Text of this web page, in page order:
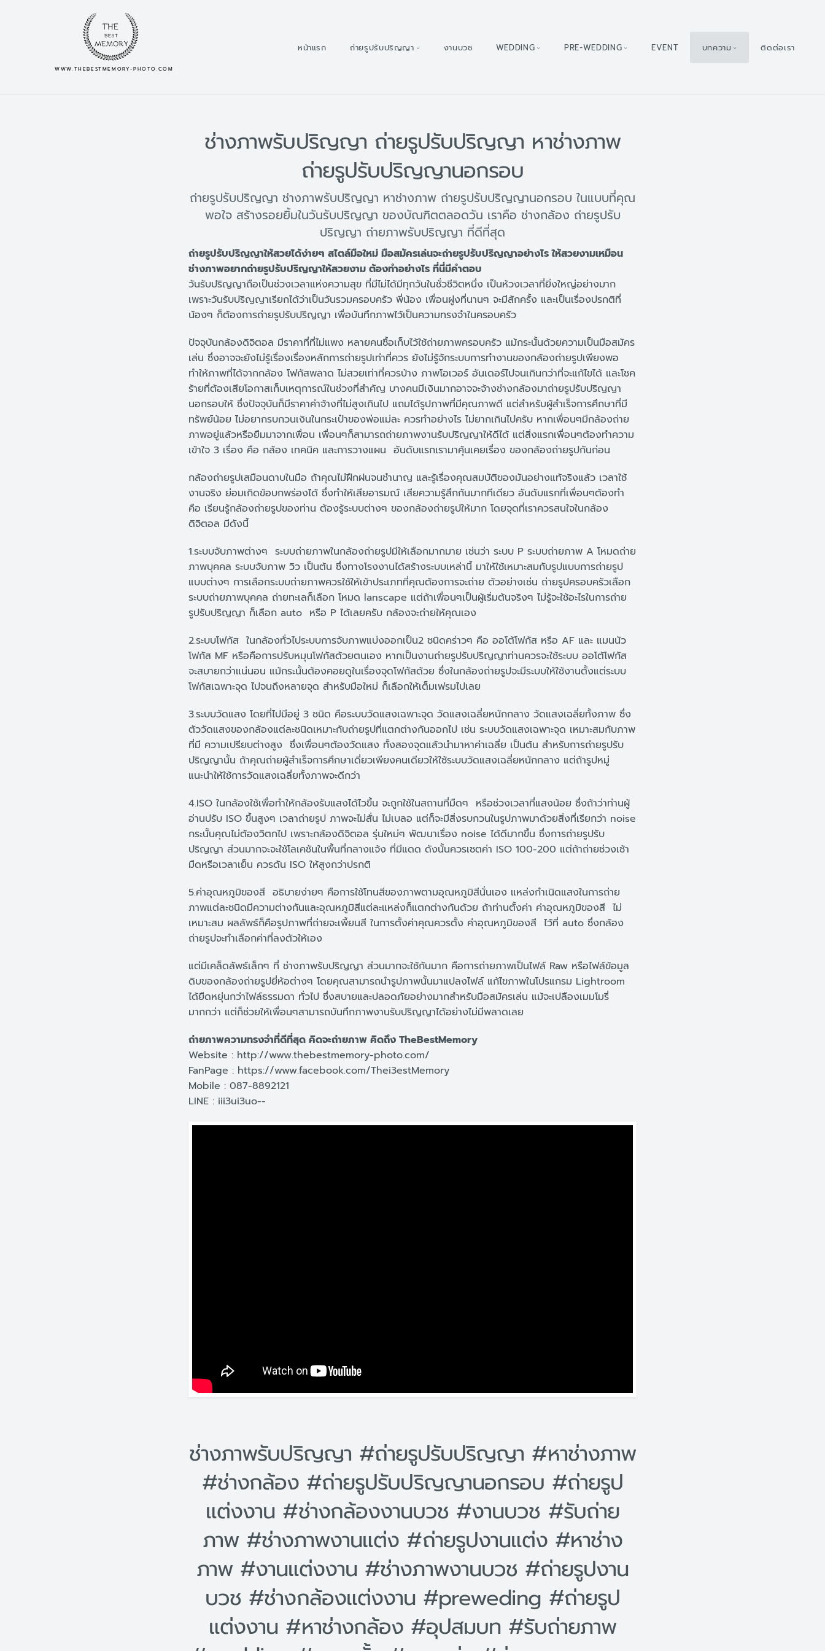
WWW.THEBESTMEMORY-PHOTO.COM
หน้าแรก ถ่ายรูปรับปริญญา งานบวช WEDDING PRE-WEDDING EVENT บทความ ติดต่อเรา
ช่างภาพรับปริญญา ถ่ายรูปรับปริญญา หาช่างภาพ
ถ่ายรูปรับปริญญานอกรอบ
ถ่ายรูปรับปริญญา ช่างภาพรับปริญญา หาช่างภาพ ถ่ายรูปรับปริญญานอกรอบ ในแบบที่คุณ
พอใจ สร้างรอยยิ้มในวันรับปริญญา ของบัณฑิตตลอดวัน เราคือ ช่างกล้อง ถ่ายรูปรับ
ปริญญา ถ่ายภาพรับปริญญา ที่ดีที่สุด
ถ่ายรูปรับปริญญาให้สวยได้ง่ายๆ สไตล์มือใหม่ มือสมัครเล่นจะถ่ายรูปรับปริญญาอย่างไร ให้สวยงามเหมือน
ช่างภาพอยากถ่ายรูปรับปริญญาให้สวยงาม ต้องทำอย่างไร ที่นี่มีคำตอบ
วันรับปริญญาถือเป็นช่วงเวลาแห่งความสุข ที่มีไม่ได้มีทุกวันในชั่วชีวิตหนึ่ง เป็นห้วงเวลาที่ยิ่งใหญ่อย่างมาก
เพราะวันรับปริญญาเรียกได้ว่าเป็นวันรวมครอบครัว พี่น้อง เพื่อนฝูงที่นานๆ จะมีสักครั้ง และเป็นเรื่องปรกติที่
น้องๆ ก็ต้องการถ่ายรูปรับปริญญา เพื่อบันทึกภาพไว้เป็นความทรงจำในครอบครัว
ปัจจุบันกล้องดิจิตอล มีราคาที่ที่ไม่แพง หลายคนซื้อเก็บไว้ใช้ถ่ายภาพครอบครัว แม้กระนั้นด้วยความเป็นมือสมัคร
เล่น ซึ่งอาจจะยังไม่รู้เรื่องเรื่องหลักการถ่ายรูปเท่าที่ควร ยังไม่รู้จักระบบการทำงานของกล้องถ่ายรูปเพียงพอ
ทำให้ภาพที่ได้จากกล้อง โฟกัสพลาด ไม่สวยเท่าที่ควรบ้าง ภาพโอเวอร์ อันเดอร์ไปจนเกินกว่าที่จะแก้ไขได้ และโชค
ร้ายที่ต้องเสียโอกาสเก็บเหตุการณ์ในช่วงที่สำคัญ บางคนมีเงินมากอาจจะจ้างช่างกล้องมาถ่ายรูปรับปริญญา
นอกรอบให้ ซึ่งปัจจุบันก็มีราคาค่าจ้างที่ไม่สูงเกินไป แถมได้รูปภาพที่มีคุณภาพดี แต่สำหรับผู้สำเร็จการศึกษาที่มี
ทรัพย์น้อย ไม่อยากรบกวนเงินในกระเป๋าของพ่อแม่ละ ควรทำอย่างไร ไม่ยากเกินไปครับ หากเพื่อนๆมีกล้องถ่าย
ภาพอยู่แล้วหรือยืมมาจากเพื่อน เพื่อนๆก็สามารถถ่ายภาพงานรับปริญญาให้ดีได้ แต่สิ่งแรกเพื่อนๆต้องทำความ
เข้าใจ 3 เรื่อง คือ กล้อง เทคนิค และการวางแผน อันดับแรกเรามาคุ้นเคยเรื่อง ของกล้องถ่ายรูปกันก่อน
กล้องถ่ายรูปเสมือนดาบในมือ ถ้าคุณไม่ฝึกฝนจนชำนาญ และรู้เรื่องคุณสมบัติของมันอย่างแท้จริงแล้ว เวลาใช้
งานจริง ย่อมเกิดข้อบกพร่องได้ ซึ่งทำให้เสียอารมณ์ เสียความรู้สึกกันมากทีเดียว อันดับแรกที่เพื่อนๆต้องทำ
คือ เรียนรู้กล้องถ่ายรูปของท่าน ต้องรู้ระบบต่างๆ ของกล้องถ่ายรูปให้มาก โดยจุดที่เราควรสนใจในกล้อง
ดิจิตอล มีดังนี้
1.ระบบจับภาพต่างๆ ระบบถ่ายภาพในกล้องถ่ายรูปมีให้เลือกมากมาย เช่นว่า ระบบ P ระบบถ่ายภาพ A โหมดถ่าย
ภาพบุคคล ระบบจับภาพ วิว เป็นต้น ซึ่งทางโรงงานได้สร้างระบบเหล่านี้ มาให้ใช้เหมาะสมกับรูปแบบการถ่ายรูป
แบบต่างๆ การเลือกระบบถ่ายภาพควรใช้ให้เข้าประเภทที่คุณต้องการจะถ่าย ตัวอย่างเช่น ถ่ายรูปครอบครัวเลือก
ระบบถ่ายภาพบุคคล ถ่ายทะเลก็เลือก โหมด lanscape แต่ถ้าเพื่อนๆเป็นผู้เริ่มต้นจริงๆ ไม่รู้จะใช้อะไรในการถ่าย
รูปรับปริญญา ก็เลือก auto หรือ P ได้เลยครับ กล้องจะถ่ายให้คุณเอง
2.ระบบโฟกัส ในกล้องทั่วไประบบการจับภาพแบ่งออกเป็น2 ชนิดคร่าวๆ คือ ออโต้โฟกัส หรือ AF และ แมนนัว
โฟกัส MF หรือคือการปรับหมุนโฟกัสด้วยตนเอง หากเป็นงานถ่ายรูปรับปริญญาท่านควรจะใช้ระบบ ออโต้โฟกัส
จะสบายกว่าแน่นอน แม้กระนั้นต้องคอยดูในเรื่องจุดโฟกัสด้วย ซึ่งในกล้องถ่ายรูปจะมีระบบให้ใช้งานตั้งแต่ระบบ
โฟกัสเฉพาะจุด ไปจนถึงหลายจุด สำหรับมือใหม่ ก็เลือกให้เต็มเฟรมไปเลย
3.ระบบวัดแสง โดยที่ไปมีอยู่ 3 ชนิด คือระบบวัดแสงเฉพาะจุด วัดแสงเฉลี่ยหนักกลาง วัดแสงเฉลี่ยทั้งภาพ ซึ่ง
ตัววัดแสงของกล้องแต่ละชนิดเหมาะกับถ่ายรูปที่แตกต่างกันออกไป เช่น ระบบวัดแสงเฉพาะจุด เหมาะสมกับภาพ
ที่มี ความเปรียบต่างสูง ซึ่งเพื่อนๆต้องวัดแสง ทั้งสองจุดแล้วนำมาหาค่าเฉลี่ย เป็นต้น สำหรับการถ่ายรูปรับ
ปริญญานั้น ถ้าคุณถ่ายผู้สำเร็จการศึกษาเดี่ยวเพียงคนเดียวให้ใช้ระบบวัดแสงเฉลี่ยหนักกลาง แต่ถ้ารูปหมู่
แนะนำให้ใช้การวัดแสงเฉลี่ยทั้งภาพจะดีกว่า
4.ISO ในกล้องใช้เพื่อทำให้กล้องรับแสงได้ไวขึ้น จะถูกใช้ในสถานที่มืดๆ หรือช่วงเวลาที่แสงน้อย ซึ่งถ้าว่าท่านผู้
อ่านปรับ ISO ขึ้นสูงๆ เวลาถ่ายรูป ภาพจะไม่สั่น ไม่เบลอ แต่ก็จะมีสิ่งรบกวนในรูปภาพมาด้วยสิ่งที่เรียกว่า noise
กระนั้นคุณไม่ต้องวิตกไป เพราะกล้องดิจิตอล รุ่นใหม่ๆ พัฒนาเรื่อง noise ได้ดีมากขึ้น ซึ่งการถ่ายรูปรับ
ปริญญา ส่วนมากจะจะใช้โลเคชันในพื้นที่กลางแจ้ง ที่มีแดด ดังนั้นควรเซตค่า ISO 100-200 แต่ถ้าถ่ายช่วงเช้า
มืดหรือเวลาเย็น ควรดัน ISO ให้สูงกว่าปรกติ
5.ค่าอุณหภูมิของสี อธิบายง่ายๆ คือการใช้โทนสีของภาพตามอุณหภูมิสีนั่นเอง แหล่งกำเนิดแสงในการถ่าย
ภาพแต่ละชนิดมีความต่างกันและอุณหภูมิสีแต่ละแหล่งก็แตกต่างกันด้วย ถ้าท่านตั้งค่า ค่าอุณหภูมิของสี ไม่
เหมาะสม ผลลัพธ์ก็คือรูปภาพที่ถ่ายจะเพี้ยนสี ในการตั้งค่าคุณควรตั้ง ค่าอุณหภูมิของสี ไว้ที่ auto ซึ่งกล้อง
ถ่ายรูปจะทำเลือกค่าที่ลงตัวให้เอง
แต่มีเคล็ดลัพธ์เล็กๆ ที่ ช่างภาพรับปริญญา ส่วนมากจะใช้กันมาก คือการถ่ายภาพเป็นไฟล์ Raw หรือไฟล์ข้อมูล
ดิบของกล้องถ่ายรูปยี่ห้อต่างๆ โดยคุณสามารถนำรูปภาพนั้นมาแปลงไฟล์ แก้ไขภาพในโปรแกรม Lightroom
ได้ยืดหยุ่นกว่าไฟล์ธรรมดา ทั่วไป ซึ่งสบายและปลอดภัยอย่างมากสำหรับมือสมัครเล่น แม้จะเปลืองเมมโมรี่
มากกว่า แต่ก็ช่วยให้เพื่อนๆสามารถบันทึกภาพงานรับปริญญาได้อย่างไม่มีพลาดเลย
ถ่ายภาพความทรงจำที่ดีที่สุด คิดจะถ่ายภาพ คิดถึง TheBestMemory
Website : http://www.thebestmemory-photo.com/
FanPage : https://www.facebook.com/Thei3estMemory
Mobile : 087-8892121
LINE : iii3ui3uo--
ช่างภาพรับปริญญา #ถ่ายรูปรับปริญญา #หาช่างภาพ
#ช่างกล้อง #ถ่ายรูปรับปริญญานอกรอบ #ถ่ายรูป
แต่งงาน #ช่างกล้องงานบวช #งานบวช #รับถ่าย
ภาพ #ช่างภาพงานแต่ง #ถ่ายรูปงานแต่ง #หาช่าง
ภาพ #งานแต่งงาน #ช่างภาพงานบวช #ถ่ายรูปงาน
บวช #ช่างกล้องแต่งงาน #preweding #ถ่ายรูป
แต่งงาน #หาช่างกล้อง #อุปสมบท #รับถ่ายภาพ